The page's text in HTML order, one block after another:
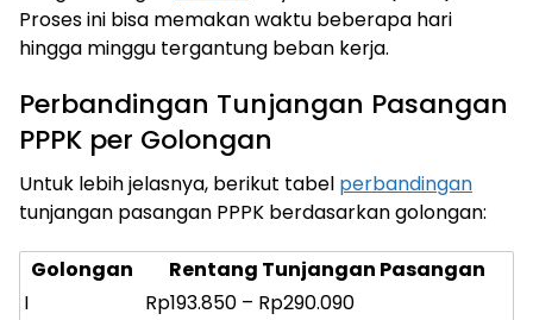
Proses ini bisa memakan waktu beberapa hari
hingga minggu tergantung beban kerja.
Perbandingan Tunjangan Pasangan
PPPK per Golongan
Untuk lebih jelasnya, berikut tabel perbandingan
tunjangan pasangan PPPK berdasarkan golongan:
Golongan
Rentang Tunjangan Pasangan
I
Rp193.850 – Rp290.090